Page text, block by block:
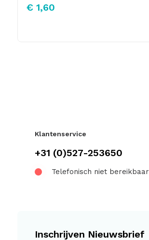
€ 1,60
Klantenservice
+31 (0)527-253650
Telefonisch niet bereikbaar
Inschrijven Nieuwsbrief